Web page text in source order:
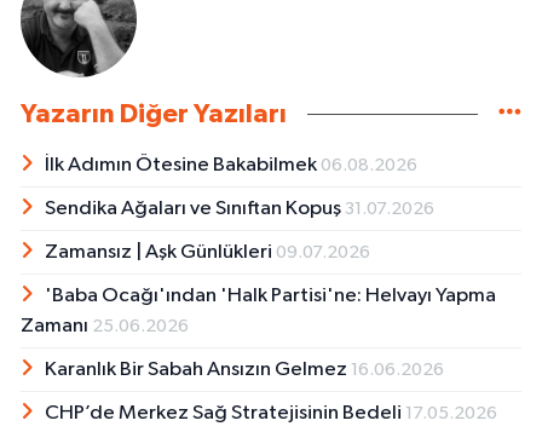
Yazarın Diğer Yazıları
İlk Adımın Ötesine Bakabilmek 06.08.2026
Sendika Ağaları ve Sınıftan Kopuş 31.07.2026
Zamansız | Aşk Günlükleri 09.07.2026
'Baba Ocağı'ından 'Halk Partisi'ne: Helvayı Yapma
Zamanı 25.06.2026
Karanlık Bir Sabah Ansızın Gelmez 16.06.2026
CHP’de Merkez Sağ Stratejisinin Bedeli 17.05.2026